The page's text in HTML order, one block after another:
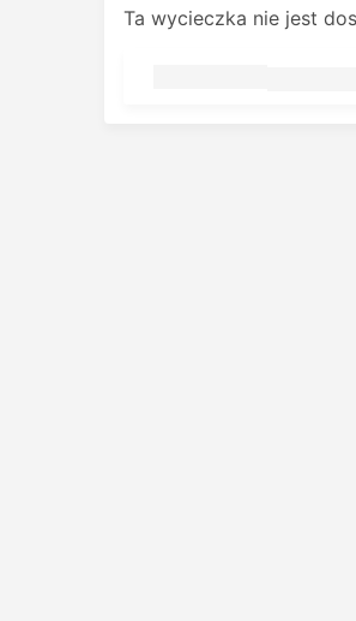
Ta wycieczka nie jest